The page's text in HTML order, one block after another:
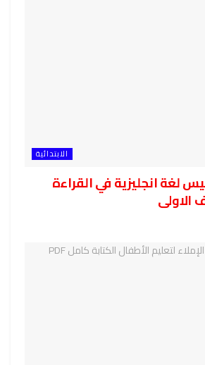
الابتدائية
لغة انجليزية في القراءة
الاولى